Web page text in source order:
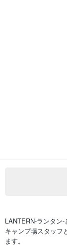
LANTERN-ランタン-
キャンプ場スタッフ
ます。